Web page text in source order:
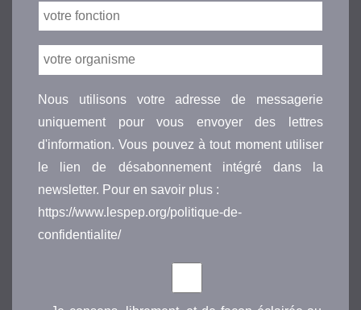
Nous utilisons votre adresse de messagerie
uniquement pour vous envoyer des lettres
d'information. Vous pouvez à tout moment utiliser
le lien de désabonnement intégré dans la
newsletter. Pour en savoir plus :
https://www.lespep.org/politique-de-
confidentialite/